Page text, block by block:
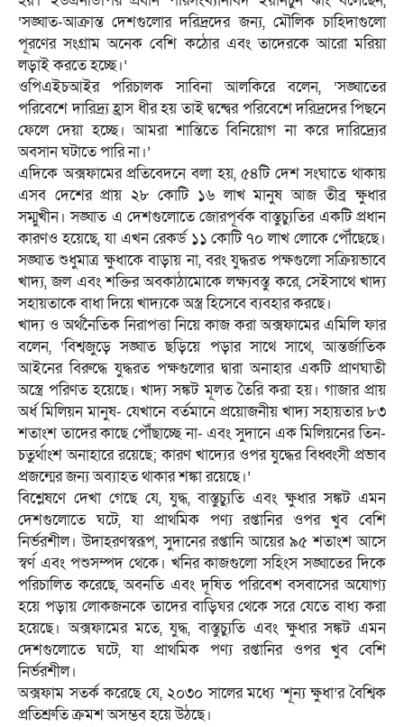
‘সঙ্ঘাত-আক্রান্ত দেশগুলোর দরিদ্রদের জন্য, মৌলিক চাহিদাগুলো
পূরণের সংগ্রাম অনেক বেশি কঠোর এবং তাদেরকে আরো মরিয়া
লড়াই করতে হচ্ছে।’
ওপিএইচআইর পরিচালক সাবিনা আলকিরে বলেন, ‘সঙ্ঘাতের
পরিবেশে দারিদ্র্য হ্রাস ধীর হয় তাই দ্বন্দ্বের পরিবেশে দরিদ্রদের পিছনে
ফেলে দেয়া হচ্ছে। আমরা শান্তিতে বিনিয়োগ না করে দারিদ্র্যের
অবসান ঘটাতে পারি না।’
এদিকে অক্সফামের প্রতিবেদনে বলা হয়, ৫৪টি দেশ সংঘাতে থাকায়
এসব দেশের প্রায় ২৮ কোটি ১৬ লাখ মানুষ আজ তীব্র ক্ষুধার
সম্মুখীন। সঙ্ঘাত এ দেশগুলোতে জোরপূর্বক বাস্তুচ্যুতির একটি প্রধান
কারণও হয়েছে, যা এখন রেকর্ড ১১ কোটি ৭০ লাখ লোকে পৌঁছেছে।
সঙ্ঘাত শুধুমাত্র ক্ষুধাকে বাড়ায় না, বরং যুদ্ধরত পক্ষগুলো সক্রিয়ভাবে
খাদ্য, জল এবং শক্তির অবকাঠামোকে লক্ষ্যবস্তু করে, সেইসাথে খাদ্য
সহায়তাকে বাধা দিয়ে খাদ্যকে অস্ত্র হিসেবে ব্যবহার করছে।
খাদ্য ও অর্থনৈতিক নিরাপত্তা নিয়ে কাজ করা অক্সফামের এমিলি ফার
বলেন, ‘বিশ্বজুড়ে সঙ্ঘাত ছড়িয়ে পড়ার সাথে সাথে, আন্তর্জাতিক
আইনের বিরুদ্ধে যুদ্ধরত পক্ষগুলোর দ্বারা অনাহার একটি প্রাণঘাতী
অস্ত্রে পরিণত হয়েছে। খাদ্য সঙ্কট মূলত তৈরি করা হয়। গাজার প্রায়
অর্ধ মিলিয়ন মানুষ- যেখানে বর্তমানে প্রয়োজনীয় খাদ্য সহায়তার ৮৩
শতাংশ তাদের কাছে পৌঁছাচ্ছে না- এবং সুদানে এক মিলিয়নের তিন-
চতুর্থাংশ অনাহারে রয়েছে; কারণ খাদ্যের ওপর যুদ্ধের বিধ্বংসী প্রভাব
প্রজন্মের জন্য অব্যাহত থাকার শঙ্কা রয়েছে।’
বিশ্লেষণে দেখা গেছে যে, যুদ্ধ, বাস্তুচ্যুতি এবং ক্ষুধার সঙ্কট এমন
দেশগুলোতে ঘটে, যা প্রাথমিক পণ্য রপ্তানির ওপর খুব বেশি
নির্ভরশীল। উদাহরণস্বরূপ, সুদানের রপ্তানি আয়ের ৯৫ শতাংশ আসে
স্বর্ণ এবং পশুসম্পদ থেকে। খনির কাজগুলো সহিংস সঙ্ঘাতের দিকে
পরিচালিত করেছে, অবনতি এবং দূষিত পরিবেশ বসবাসের অযোগ্য
হয়ে পড়ায় লোকজনকে তাদের বাড়িঘর থেকে সরে যেতে বাধ্য করা
হয়েছে। অক্সফামের মতে, যুদ্ধ, বাস্তুচ্যুতি এবং ক্ষুধার সঙ্কট এমন
দেশগুলোতে ঘটে, যা প্রাথমিক পণ্য রপ্তানির ওপর খুব বেশি
নির্ভরশীল।
অক্সফাম সতর্ক করেছে যে, ২০৩০ সালের মধ্যে ‘শূন্য ক্ষুধা’র বৈশ্বিক
প্রতিশ্রুতি ক্রমশ অসম্ভব হয়ে উঠছে।